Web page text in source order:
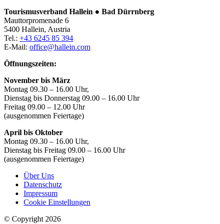
Tourismusverband Hallein ● Bad Dürrnberg
Mauttorpromenade 6
5400 Hallein, Austria
Tel.: +43 6245 85 394
E-Mail: office@hallein.com
Öffnungszeiten:
November bis März
Montag 09.30 – 16.00 Uhr,
Dienstag bis Donnerstag 09.00 – 16.00 Uhr
Freitag 09.00 – 12.00 Uhr
(ausgenommen Feiertage)
April bis Oktober
Montag 09.30 – 16.00 Uhr,
Dienstag bis Freitag 09.00 – 16.00 Uhr
(ausgenommen Feiertage)
Über Uns
Datenschutz
Impressum
Cookie Einstellungen
© Copyright 2026